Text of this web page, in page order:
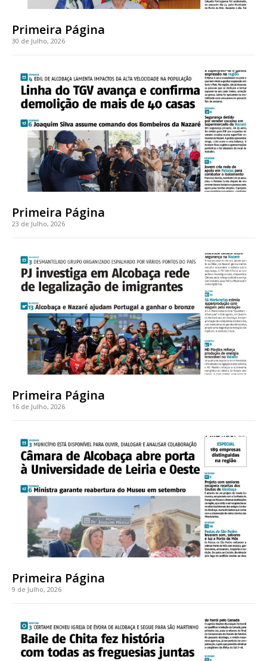
ASSINATURA
IMPRESSA
32€
12 meses
Edição em papel entregue à Quinta-feira em sua
casa
assinantes
Ofertas para assinatura anual
Escolha o plano
DIGITAL ANUAL
12 meses
Acesso ao conteúdo online
Acesso aos conteúdos Exclusivos para
assinantes
Ofertas para assinatura anual
Primeira Página
30 de Julho, 2026
Primeira Página
23 de Julho, 2026
Primeira Página
16 de Julho, 2026
Primeira Página
9 de Julho, 2026